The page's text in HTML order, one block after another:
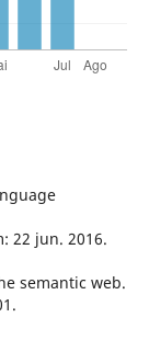
22 jun. 2016.
semantic web.